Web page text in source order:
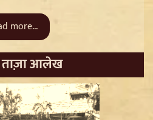
more...
ताज़ा आलेख